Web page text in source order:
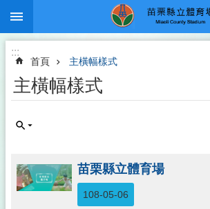
跳到主要內容區塊
:::
首頁 主橫幅樣式
主橫幅樣式
苗栗縣立體育場
108-05-06